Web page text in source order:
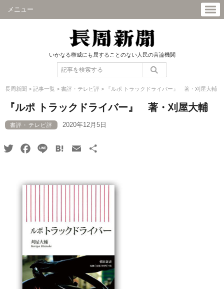
メニュー
いかなる権威にも屈することのない人民の言論機関
長周新聞 > 記事一覧 > 書評・テレビ評 > 『ルポ トラックドライバー』 著・刈屋大輔
『ルポ トラックドライバー』 著・刈屋大輔
書評・テレビ評 2020年12月5日
TwitterFacebook
Line HatenaEmail